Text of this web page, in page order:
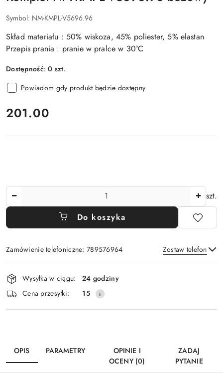
Symbol: NM-KMPL-V5696.96
Skład materiału : 50% wiskoza, 45% poliester, 5% elastan
Przepis prania : pranie w pralce w 30°C
Dostępność:0 szt.
Powiadom gdy produkt będzie dostępny
cena:
201.00
szt.
Do koszyka
Zamówienie telefoniczne: 789576964 Zostaw telefon
Wyślij
Dostępność
i
dostawa
Wysyłka w ciągu:
24 godziny
Cena przesyłki:
15
OPIS PARAMETRY
OPINIE I
OCENY (0)
ZADAJ
PYTANIE